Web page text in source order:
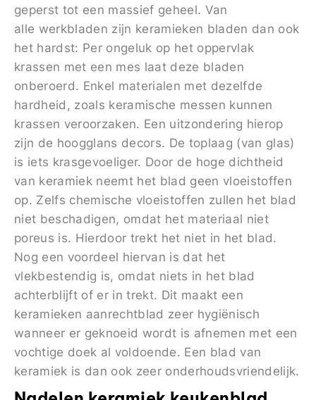
geperst tot een massief geheel. Van
alle werkbladen zijn keramieken bladen dan ook
het hardst: Per ongeluk op het oppervlak
krassen met een mes laat deze bladen
onberoerd. Enkel materialen met dezelfde
hardheid, zoals keramische messen kunnen
krassen veroorzaken. Een uitzondering hierop
zijn de hoogglans decors. De toplaag (van glas)
is iets krasgevoeliger. Door de hoge dichtheid
van keramiek neemt het blad geen vloeistoffen
op. Zelfs chemische vloeistoffen zullen het blad
niet beschadigen, omdat het materiaal niet
poreus is. Hierdoor trekt het niet in het blad.
Nog een voordeel hiervan is dat het
vlekbestendig is, omdat niets in het blad
achterblijft of er in trekt. Dit maakt een
keramieken aanrechtblad zeer hygiënisch
wanneer er geknoeid wordt is afnemen met een
vochtige doek al voldoende. Een blad van
keramiek is dan ook zeer onderhoudsvriendelijk.